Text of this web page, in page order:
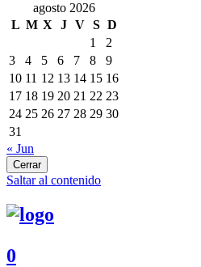
agosto 2026
L M X J V S D
1
2
3
4 5 6 7 8
9
10 11 12 13 14 15 16
17 18 19 20 21 22 23
24 25 26 27 28 29 30
31
« Jun
Cerrar
Saltar al contenido
0